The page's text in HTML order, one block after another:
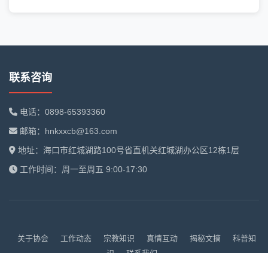
联系咨询
电话：0898-65393360
邮箱：hnkxxcb@163.com
地址：海口市红城湖路100号省直机关红城湖办公区12栋1层
工作时间：周一至周五 9:00-17:30
关于协会 工作动态 宗教知识 真情互动 揭秘文摘
科普知